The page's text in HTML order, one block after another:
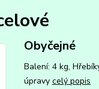
Obyčejné
Balení: 4 kg,
úpravy celý popis